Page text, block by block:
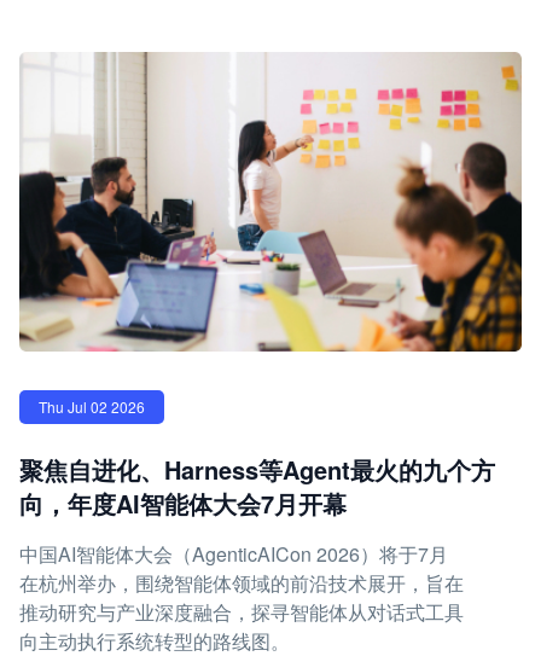
Thu Jul 02 2026
聚焦自进化、Harness等Agent最火的九个方
向，年度AI智能体大会7月开幕
中国AI智能体大会（AgenticAICon 2026）将于7月
在杭州举办，围绕智能体领域的前沿技术展开，旨在
推动研究与产业深度融合，探寻智能体从对话式工具
向主动执行系统转型的路线图。